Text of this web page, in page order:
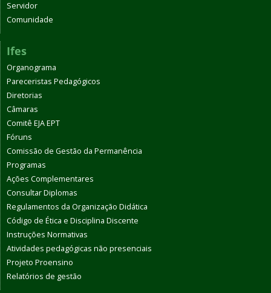
Servidor
Comunidade
Ifes
Organograma
Pareceristas Pedagógicos
Diretorias
Câmaras
Comitê EJA EPT
Fóruns
Comissão de Gestão da Permanência
Programas
Ações Complementares
Consultar Diplomas
Regulamentos da Organização Didática
Código de Ética e Disciplina Discente
Instruções Normativas
Atividades pedagógicas não presenciais
Projeto Proensino
Relatórios de gestão